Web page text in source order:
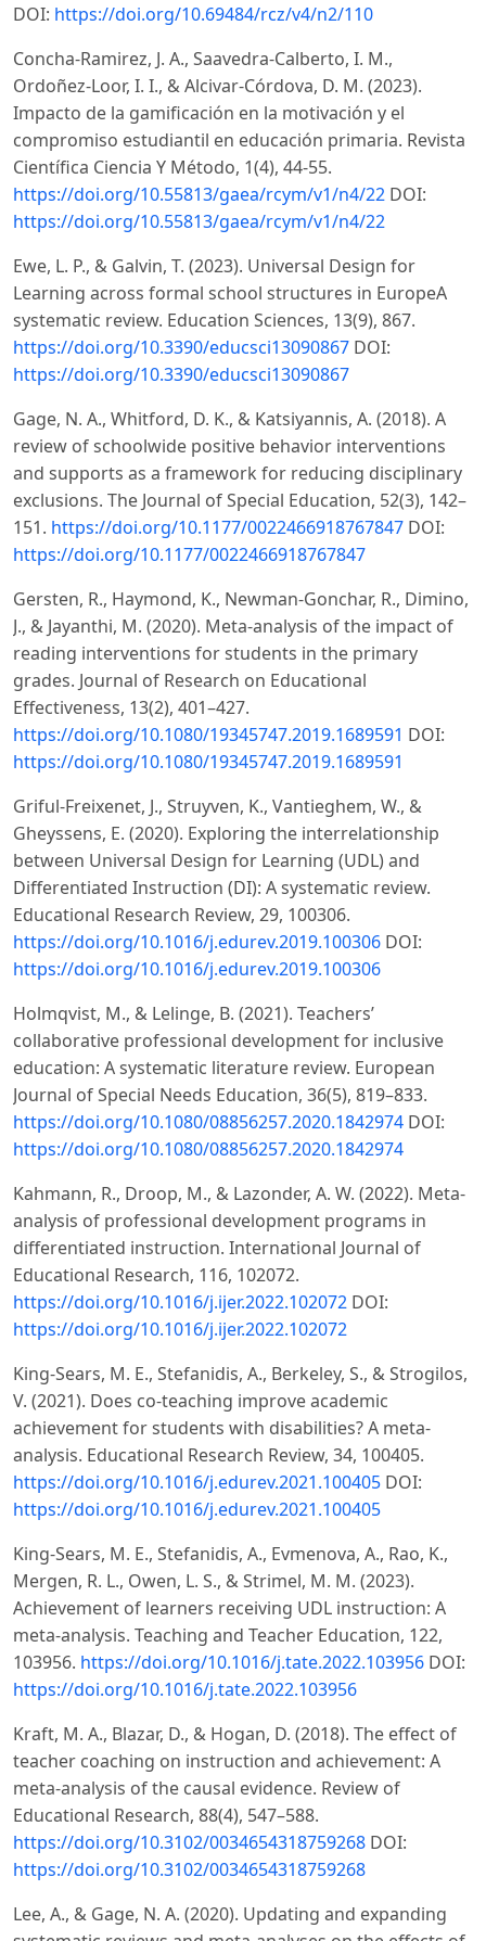
DOI: https://doi.org/10.69484/rcz/v4/n2/110
Concha-Ramirez, J. A., Saavedra-Calberto, I. M.,
Ordoñez-Loor, I. I., & Alcivar-Córdova, D. M. (2023).
Impacto de la gamificación en la motivación y el
compromiso estudiantil en educación primaria. Revista
Científica Ciencia Y Método, 1(4), 44-55.
https://doi.org/10.55813/gaea/rcym/v1/n4/22 DOI:
https://doi.org/10.55813/gaea/rcym/v1/n4/22
Ewe, L. P., & Galvin, T. (2023). Universal Design for
Learning across formal school structures in EuropeA
systematic review. Education Sciences, 13(9), 867.
https://doi.org/10.3390/educsci13090867 DOI:
https://doi.org/10.3390/educsci13090867
Gage, N. A., Whitford, D. K., & Katsiyannis, A. (2018). A
review of schoolwide positive behavior interventions
and supports as a framework for reducing disciplinary
exclusions. The Journal of Special Education, 52(3), 142–
151. https://doi.org/10.1177/0022466918767847 DOI:
https://doi.org/10.1177/0022466918767847
Gersten, R., Haymond, K., Newman-Gonchar, R., Dimino,
J., & Jayanthi, M. (2020). Meta-analysis of the impact of
reading interventions for students in the primary
grades. Journal of Research on Educational
Effectiveness, 13(2), 401–427.
https://doi.org/10.1080/19345747.2019.1689591 DOI:
https://doi.org/10.1080/19345747.2019.1689591
Griful-Freixenet, J., Struyven, K., Vantieghem, W., &
Gheyssens, E. (2020). Exploring the interrelationship
between Universal Design for Learning (UDL) and
Differentiated Instruction (DI): A systematic review.
Educational Research Review, 29, 100306.
https://doi.org/10.1016/j.edurev.2019.100306 DOI:
https://doi.org/10.1016/j.edurev.2019.100306
Holmqvist, M., & Lelinge, B. (2021). Teachers’
collaborative professional development for inclusive
education: A systematic literature review. European
Journal of Special Needs Education, 36(5), 819–833.
https://doi.org/10.1080/08856257.2020.1842974 DOI:
https://doi.org/10.1080/08856257.2020.1842974
Kahmann, R., Droop, M., & Lazonder, A. W. (2022). Meta-
analysis of professional development programs in
differentiated instruction. International Journal of
Educational Research, 116, 102072.
https://doi.org/10.1016/j.ijer.2022.102072 DOI:
https://doi.org/10.1016/j.ijer.2022.102072
King-Sears, M. E., Stefanidis, A., Berkeley, S., & Strogilos,
V. (2021). Does co-teaching improve academic
achievement for students with disabilities? A meta-
analysis. Educational Research Review, 34, 100405.
https://doi.org/10.1016/j.edurev.2021.100405 DOI:
https://doi.org/10.1016/j.edurev.2021.100405
King-Sears, M. E., Stefanidis, A., Evmenova, A., Rao, K.,
Mergen, R. L., Owen, L. S., & Strimel, M. M. (2023).
Achievement of learners receiving UDL instruction: A
meta-analysis. Teaching and Teacher Education, 122,
103956. https://doi.org/10.1016/j.tate.2022.103956 DOI:
https://doi.org/10.1016/j.tate.2022.103956
Kraft, M. A., Blazar, D., & Hogan, D. (2018). The effect of
teacher coaching on instruction and achievement: A
meta-analysis of the causal evidence. Review of
Educational Research, 88(4), 547–588.
https://doi.org/10.3102/0034654318759268 DOI:
https://doi.org/10.3102/0034654318759268
Lee, A., & Gage, N. A. (2020). Updating and expanding